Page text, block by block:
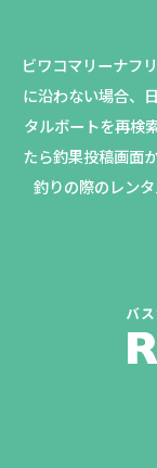
ビワコマリーナフ
に沿わない場合、
タルボートを再検
たら釣果投稿画面
釣りの際のレン